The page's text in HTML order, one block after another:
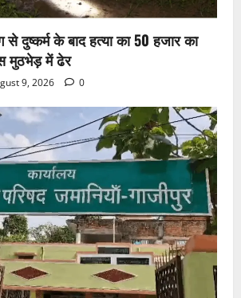
से दुष्कर्म के बाद हत्या का 50 हजार का
मुठभेड़ में ढेर
9, 2026 0